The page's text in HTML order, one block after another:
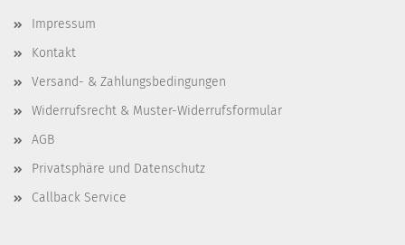
Impressum
Kontakt
Versand- & Zahlungsbedingungen
Widerrufsrecht & Muster-Widerrufsformular
AGB
Privatsphäre und Datenschutz
Callback Service